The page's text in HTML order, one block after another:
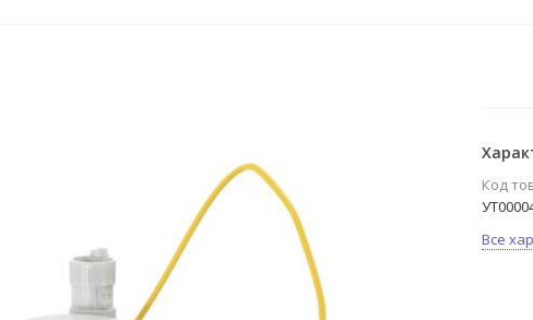
Код
Все